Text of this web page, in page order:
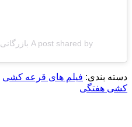
A post shared by بازرگانی برنج مسعود فریدونکنار (@berenj_masoud)
دسته بندی: فیلم های قرعه کشی
کشی هفتگی